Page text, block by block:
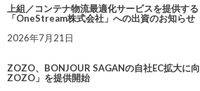
上組／コンテナ物流最適化サービスを提供す
「OneStream株式会社」への出資のお知らせ
2026年7月21日
ZOZO、BONJOUR SAGANの自社EC拡大に
ZOZO」を提供開始